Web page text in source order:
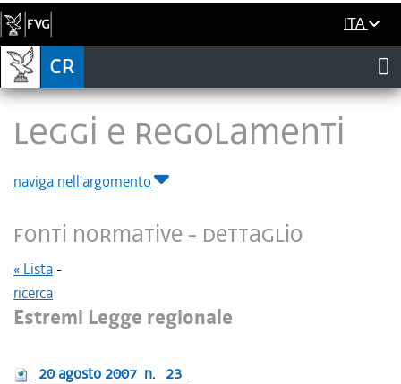
ITA
LEGGI E REGOLAMENTI
naviga nell'argomento
Fonti normative - Dettaglio
« Lista-
ricerca
Estremi Legge regionale
20 agosto 2007 n. 23